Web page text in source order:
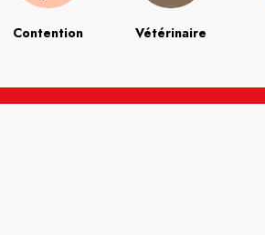
Contention Vétérinaire